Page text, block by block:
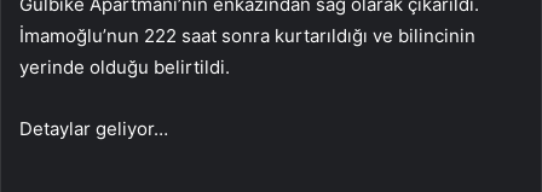
İmamoğlu’nun 222 saat sonra kurtarıldığı ve bilincinin
yerinde olduğu belirtildi.
Detaylar geliyor…